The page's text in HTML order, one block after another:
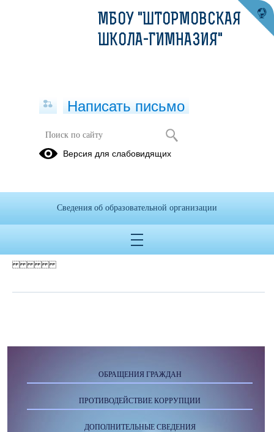
план ПФХД Штормовская
Опубликовано на сайте
31 июля 2023
ОБРАЩЕНИЯ ГРАЖДАН
ПРОТИВОДЕЙСТВИЕ КОРРУПЦИИ
ДОПОЛНИТЕЛЬНЫЕ СВЕДЕНИЯ
МБОУ "ШТОРМОВСКАЯ
ШКОЛА-ГИМНАЗИЯ"
Написать письмо
Версия для слабовидящих
Сведения об образовательной организации